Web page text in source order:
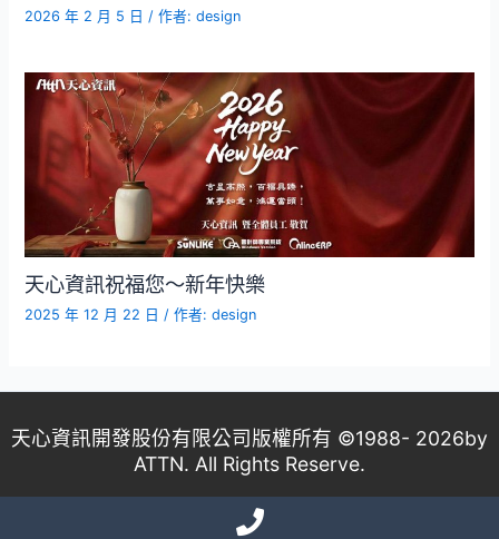
2026 年 2 月 5 日/ 作者:design
天心資訊祝福您～新年快樂
2025 年 12 月 22 日 / 作者:design
天心資訊開發股份有限公司版權所有 ©1988- 2026by
ATTN. All Rights Reserve.